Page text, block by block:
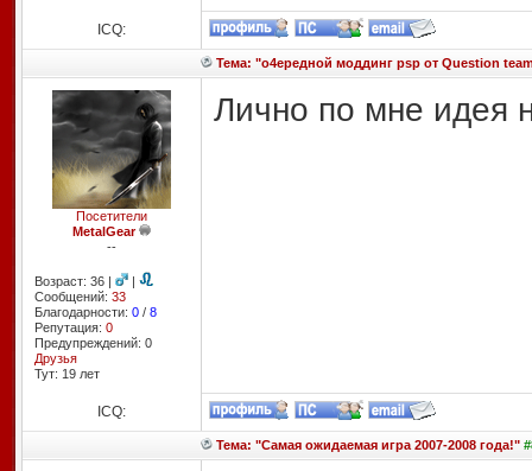
ICQ:
Тема: "о4ередной моддинг psp от Question
Посетители
MetalGear
--
Возраст: 36 |
|
Сообщений: 33
Благодарности: 0/ 8
Репутация: 0
Предупреждений: 0
Друзья
Тут: 19 лет
Лично по мне идея
ICQ:
Тема: "Самая ожидаемая игра 2007-2008 года!"